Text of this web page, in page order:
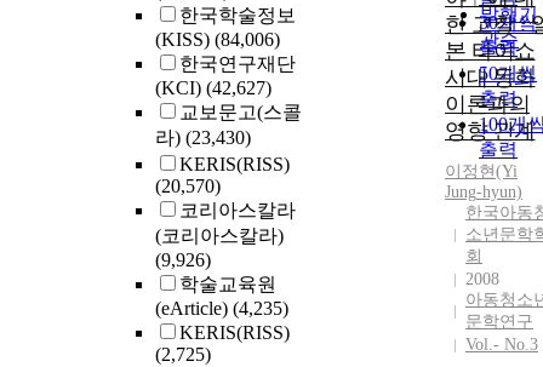
한국학술정보
(KISS) (84,006)
한국연구재단
(KCI) (42,627)
교보문고(스콜
라) (23,430)
KERIS(RISS)
(20,570)
코리아스칼라
(코리아스칼라)
(9,926)
학술교육원
(eArticle) (4,235)
KERIS(RISS)
(2,725)
발행기
관순
30개씩
출력
50개씩
출력
100개
출력
한 고찰 :
본 타이쇼
시대 동화
이론과의
영향 관계
이정현(Yi
Jung-hyun)
한국아동
소년문학
회
2008
아동청소
문학연구
Vol.- No.3